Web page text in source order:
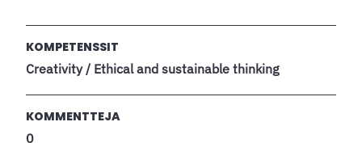
KOMPETENSSIT
Creativity / Ethical and sustainable thinking
KOMMENTTEJA
0